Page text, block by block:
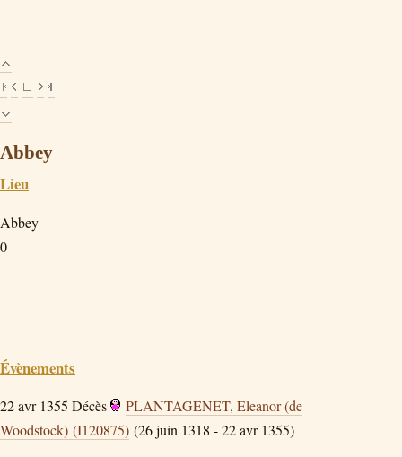
Abbey
Lieu
Abbey
0
Évènements
22 avr 1355 Décès
PLANTAGENET, Eleanor (de
Woodstock) (I120875) (26 juin 1318 - 22 avr 1355)